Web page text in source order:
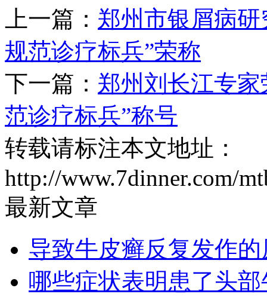
上一篇： 郑州市银屑病
规范诊疗标兵”荣称
下一篇： 郑州刘长江专
范诊疗标兵”称号
转载请标注本文地址：
http://www.7dinner.com/
最新文章
导致牛皮癣反复发作的
哪些症状表明患了头